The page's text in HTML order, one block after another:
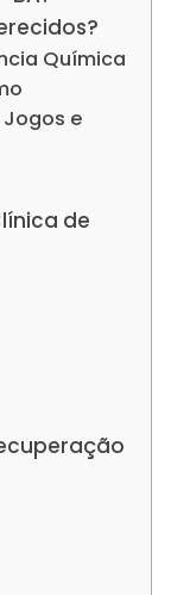
Química
e
de